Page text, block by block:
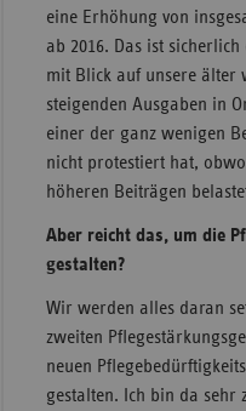
eine Erhöhung von
ab 2016. Das ist
mit Blick auf unsere älter
steigenden Ausgaben in
einer der ganz wenigen
nicht protestiert hat,
höheren Beiträgen
Aber reicht das, um die
gestalten?
Wir werden alles daran
zweiten
neuen
gestalten. Ich bin da sehr